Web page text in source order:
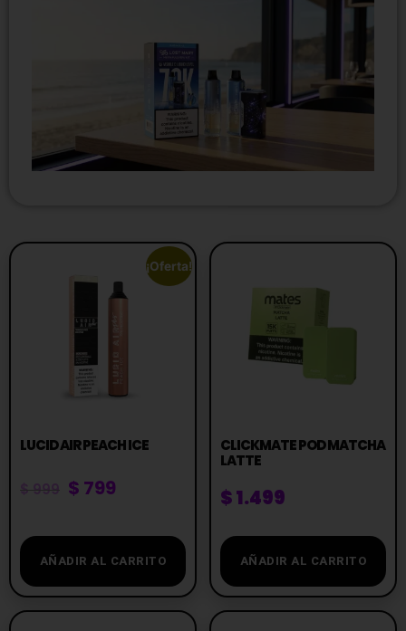
¡Oferta!
LUCID AIR PEACH ICE
$ 799
AÑADIR AL CARRITO
CLICKMATE POD MATCHA
LATTE
$1.499
AÑADIR AL CARRITO